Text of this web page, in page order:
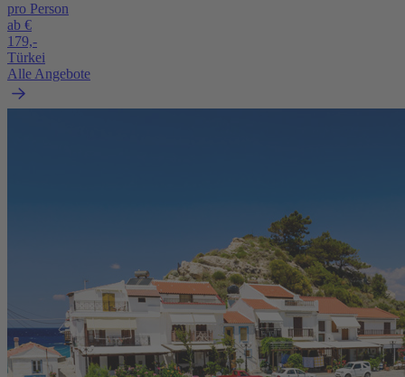
pro Person
ab €
179,-
Türkei
Alle Angebote